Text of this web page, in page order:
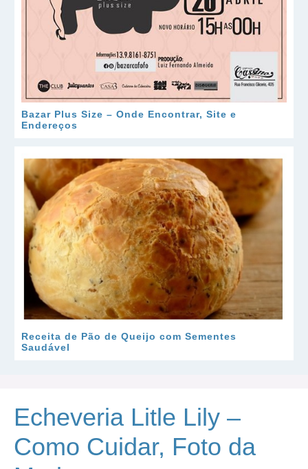
Bazar Plus Size – Onde Encontrar, Site e
Endereços
Receita de Pão de Queijo com Sementes
Saudável
Echeveria Litle Lily –
Como Cuidar, Foto da